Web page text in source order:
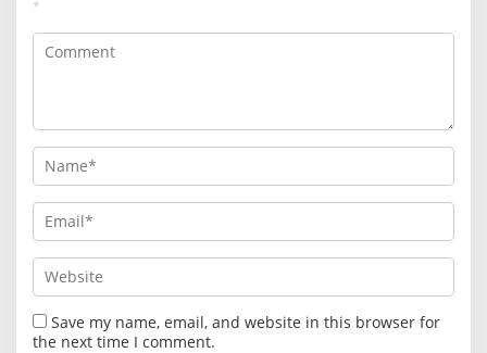
*
Save my name, email, and website in this browser for
the next time I comment.